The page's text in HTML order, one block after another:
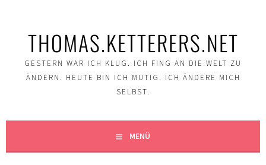
THOMAS.KETTERERS.NET
GESTERN WAR ICH KLUG. ICH FING AN DIE WELT ZU
ÄNDERN. HEUTE BIN ICH MUTIG. ICH ÄNDERE MICH
SELBST.
MENÜ